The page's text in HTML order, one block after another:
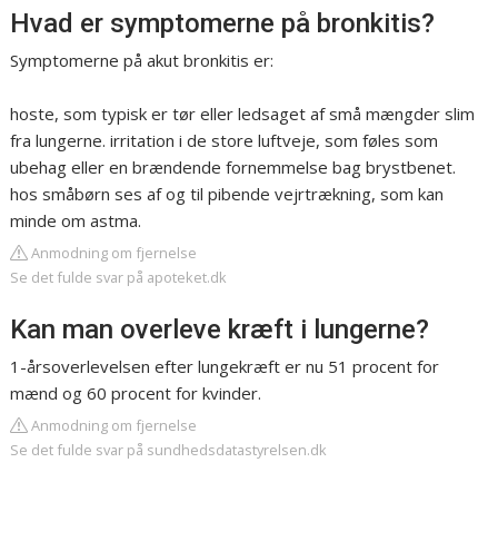
Hvad er symptomerne på bronkitis?
Symptomerne på akut bronkitis er:
hoste, som typisk er tør eller ledsaget af små mængder slim
fra lungerne. irritation i de store luftveje, som føles som
ubehag eller en brændende fornemmelse bag brystbenet.
hos småbørn ses af og til pibende vejrtrækning, som kan
minde om astma.
Anmodning om fjernelse
Se det fulde svar på apoteket.dk
Kan man overleve kræft i lungerne?
1-årsoverlevelsen efter lungekræft er nu 51 procent for
mænd og 60 procent for kvinder.
Anmodning om fjernelse
Se det fulde svar på sundhedsdatastyrelsen.dk